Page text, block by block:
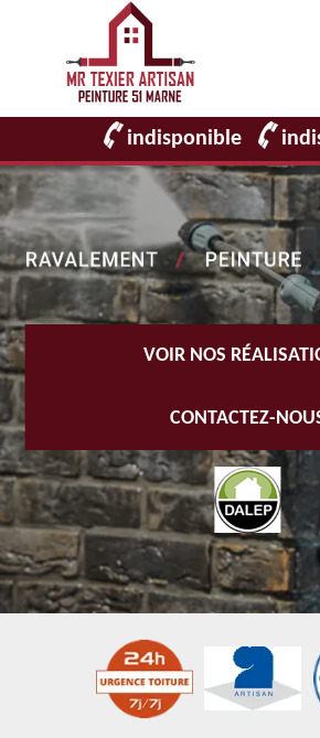
indisponible
VOIR NOS
CONTACTEZ-